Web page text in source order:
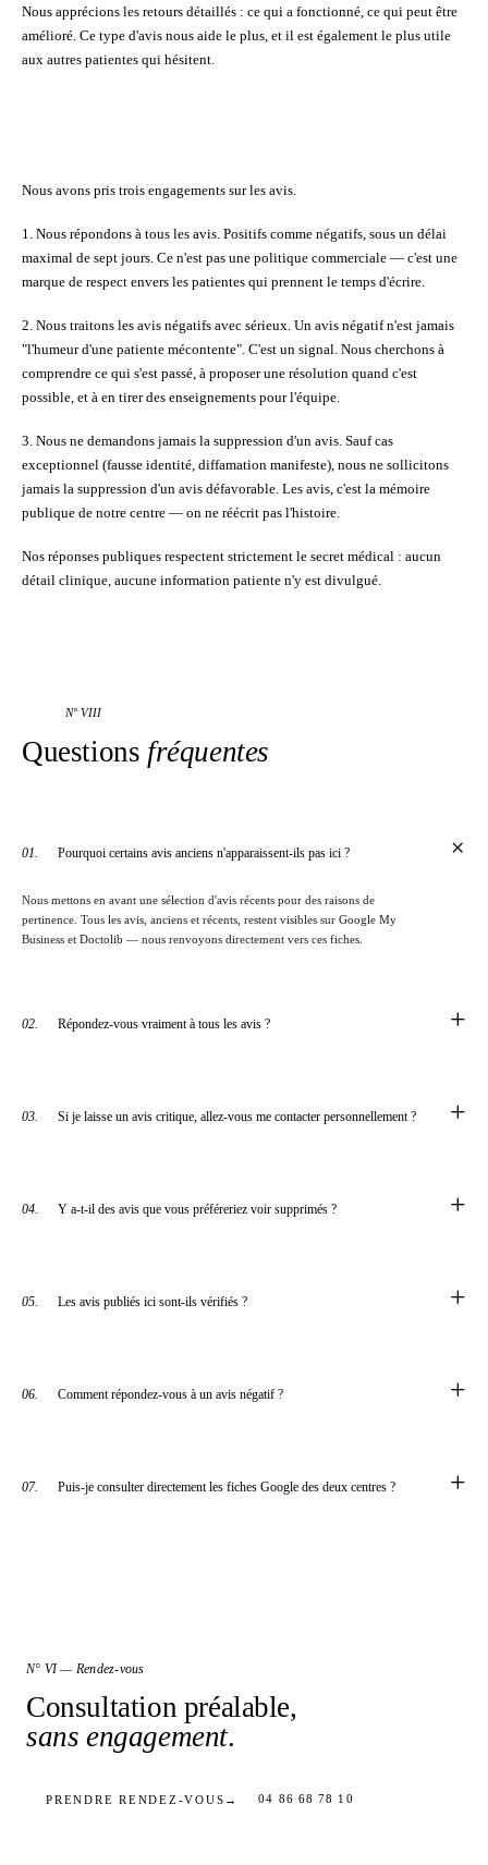
Nous apprécions les retours détaillés : ce qui a fonctionné, ce qui peut être
amélioré. Ce type d'avis nous aide le plus, et il est également le plus utile
aux autres patientes qui hésitent.
Nous avons pris trois engagements sur les avis.
1. Nous répondons à tous les avis. Positifs comme négatifs, sous un délai
maximal de sept jours. Ce n'est pas une politique commerciale — c'est une
marque de respect envers les patientes qui prennent le temps d'écrire.
2. Nous traitons les avis négatifs avec sérieux. Un avis négatif n'est jamais
"l'humeur d'une patiente mécontente". C'est un signal. Nous cherchons à
comprendre ce qui s'est passé, à proposer une résolution quand c'est
possible, et à en tirer des enseignements pour l'équipe.
3. Nous ne demandons jamais la suppression d'un avis. Sauf cas
exceptionnel (fausse identité, diffamation manifeste), nous ne sollicitons
jamais la suppression d'un avis défavorable. Les avis, c'est la mémoire
publique de notre centre — on ne réécrit pas l'histoire.
Nos réponses publiques respectent strictement le secret médical : aucun
détail clinique, aucune information patiente n'y est divulgué.
N° VIII
Questions fréquentes
01. Pourquoi certains avis anciens n'apparaissent-ils pas ici ? +
Nous mettons en avant une sélection d'avis récents pour des raisons de
pertinence. Tous les avis, anciens et récents, restent visibles sur Google My
Business et Doctolib — nous renvoyons directement vers ces fiches.
02. Répondez-vous vraiment à tous les avis ? +
03. Si je laisse un avis critique, allez-vous me contacter personnellement ? +
04. Y a-t-il des avis que vous préféreriez voir supprimés ? +
05. Les avis publiés ici sont-ils vérifiés ? +
06. Comment répondez-vous à un avis négatif ? +
07. Puis-je consulter directement les fiches Google des deux centres ? +
N° VI — Rendez-vous
Consultation préalable,
sans engagement.
PRENDRE RENDEZ-VOUS → 04 86 68 78 10